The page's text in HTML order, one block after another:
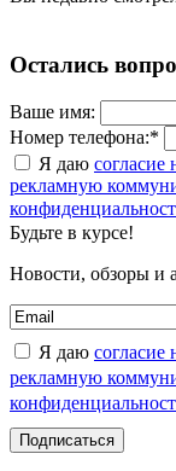
Остались
Ваше имя:
Номер телефона:*
Я даю согласие
рекламную
Будьте в курсе!
Новости, обзоры и
Я даю согласие
рекламную
Подписаться